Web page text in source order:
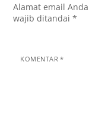
Alamat email
wajib ditandai*
KOMENTAR*